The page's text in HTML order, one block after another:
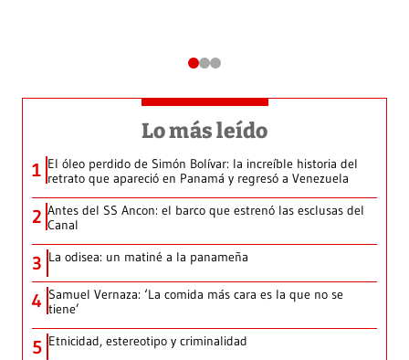
Lo más leído
1 El óleo perdido de Simón Bolívar: la increíble historia del
retrato que apareció en Panamá y regresó a Venezuela
2 Antes del SS Ancon: el barco que estrenó las esclusas del
Canal
3 La odisea: un matiné a la panameña
4 Samuel Vernaza: ‘La comida más cara es la que no se
tiene’
5 Etnicidad, estereotipo y criminalidad